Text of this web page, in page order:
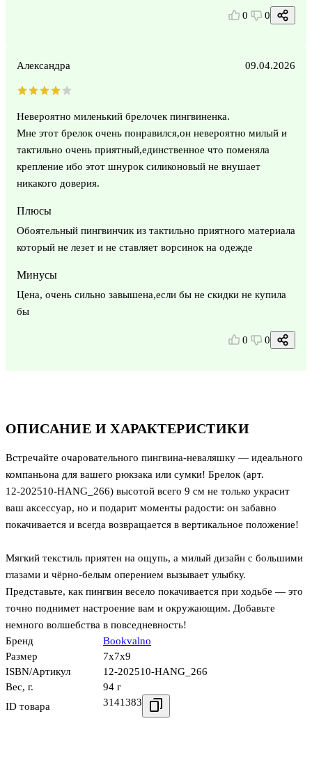
ОПИСАНИЕ И ХАРАКТЕРИСТИКИ
Встречайте очаровательного пингвина‑неваляшку — идеального
компаньона для вашего рюкзака или сумки! Брелок (арт.
12‑202510‑HANG_266) высотой всего 9 см не только украсит
ваш аксессуар, но и подарит моменты радости: он забавно
покачивается и всегда возвращается в вертикальное положение!
Мягкий текстиль приятен на ощупь, а милый дизайн с большими
глазами и чёрно‑белым оперением вызывает улыбку.
Представьте, как пингвин весело покачивается при ходьбе — это
точно поднимет настроение вам и окружающим. Добавьте
немного волшебства в повседневность!
Бренд
Bookvalno
Размер
7x7x9
ISBN/Артикул
12-202510-HANG_266
Вес, г.
94 г
ID товара
3141383
0 0
Александра 09.04.2026
Невероятно миленький брелочек пингвиненка.
Мне этот брелок очень понравился,он невероятно милый и
тактильно очень приятный,единственное что поменяла
крепление ибо этот шнурок силиконовый не внушает
никакого доверия.
Плюсы
Обоятельный пингвинчик из тактильно приятного материала
который не лезет и не ставляет ворсинок на одежде
Минусы
Цена, очень сильно завышена,если бы не скидки не купила
бы
0 0